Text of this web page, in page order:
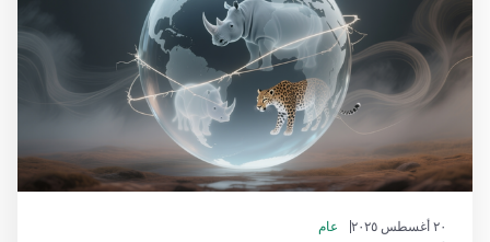
٢٠ أغسطس ٢٠٢٥ عام